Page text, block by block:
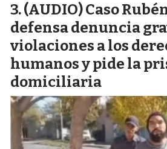
(AUDIO) Caso
defensa denuncia
violaciones a los
humanos y pide la
domiciliaria